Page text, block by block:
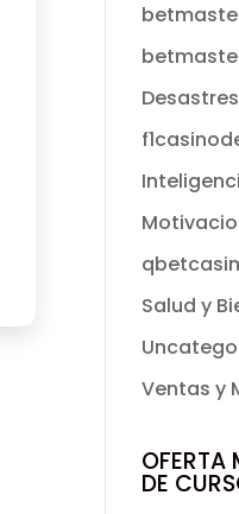
Salud y
Ventas y
OFERTA
DE